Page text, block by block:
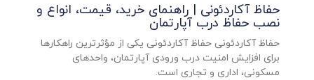
حفاظ آکاردئونی | راهنمای خرید، قیمت، انواع و
نصب حفاظ درب آپارتمان
حفاظ آکاردئونی حفاظ آکاردئونی یکی از مؤثرترین راهکارها
برای افزایش امنیت درب ورودی آپارتمان، واحدهای
مسکونی، اداری و تجاری است.